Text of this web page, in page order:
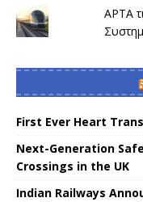
APTA
First Ever Heart
Next-Generation
Crossings in the UK
Indian Railways